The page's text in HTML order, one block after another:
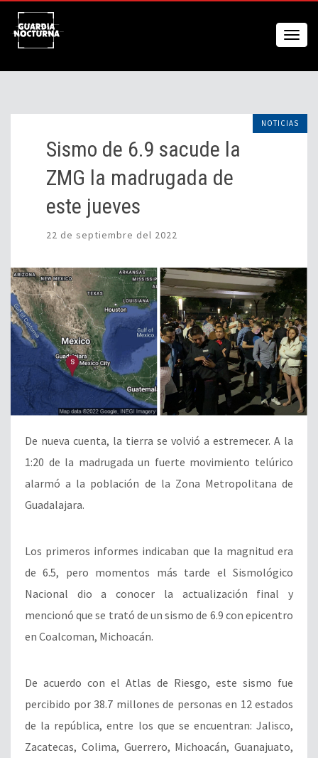
NOTICIAS
Sismo de 6.9 sacude la
ZMG la madrugada de
este jueves
22 de septiembre del 2022
De nueva cuenta, la tierra se volvió a estremecer. A la
1:20 de la madrugada un fuerte movimiento telúrico
alarmó a la población de la Zona Metropolitana de
Guadalajara.
Los primeros informes indicaban que la magnitud era
de 6.5, pero momentos más tarde el Sismológico
Nacional dio a conocer la actualización final y
mencionó que se trató de un sismo de 6.9 con epicentro
en Coalcoman, Michoacán.
De acuerdo con el Atlas de Riesgo, este sismo fue
percibido por 38.7 millones de personas en 12 estados
de la república, entre los que se encuentran: Jalisco,
Zacatecas, Colima, Guerrero, Michoacán, Guanajuato,